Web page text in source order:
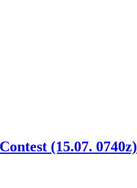
(15.07. 0740z)